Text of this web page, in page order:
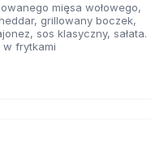
mięsa wołowego,
grillowany boczek,
sos klasyczny, sałata.
frytkami